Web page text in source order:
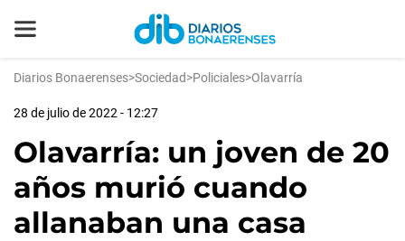
Diarios Bonaerenses>Sociedad>Policiales>Olavarría
28 de julio de 2022 - 12:27
Olavarría: un joven de 20
años murió cuando
allanaban una casa